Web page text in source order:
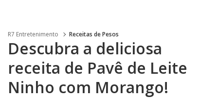
R7 Entretenimento Receitas de Pesos
Descubra a deliciosa
receita de Pavê de Leite
Ninho com Morango!